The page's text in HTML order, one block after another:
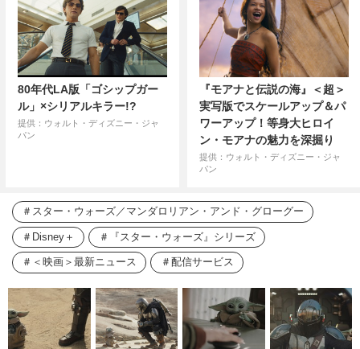
80年代LA版「ゴシップガー
ル」×シリアルキラー!?
提供：ウォルト・ディズニー・ジャ
パン
『モアナと伝説の海』＜超＞
実写版でスケールアップ＆パ
ワーアップ！等身大ヒロイ
ン・モアナの魅力を深掘り
提供：ウォルト・ディズニー・ジャ
パン
スター・ウォーズ／マンダロリアン・アンド・グローグー
Disney＋ 『スター・ウォーズ』シリーズ
＜映画＞最新ニュース 配信サービス